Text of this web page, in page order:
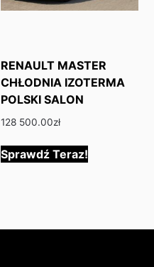
RENAULT MASTER
CHŁODNIA IZOTERMA
POLSKI SALON
128 500.00zł
Sprawdź Teraz!